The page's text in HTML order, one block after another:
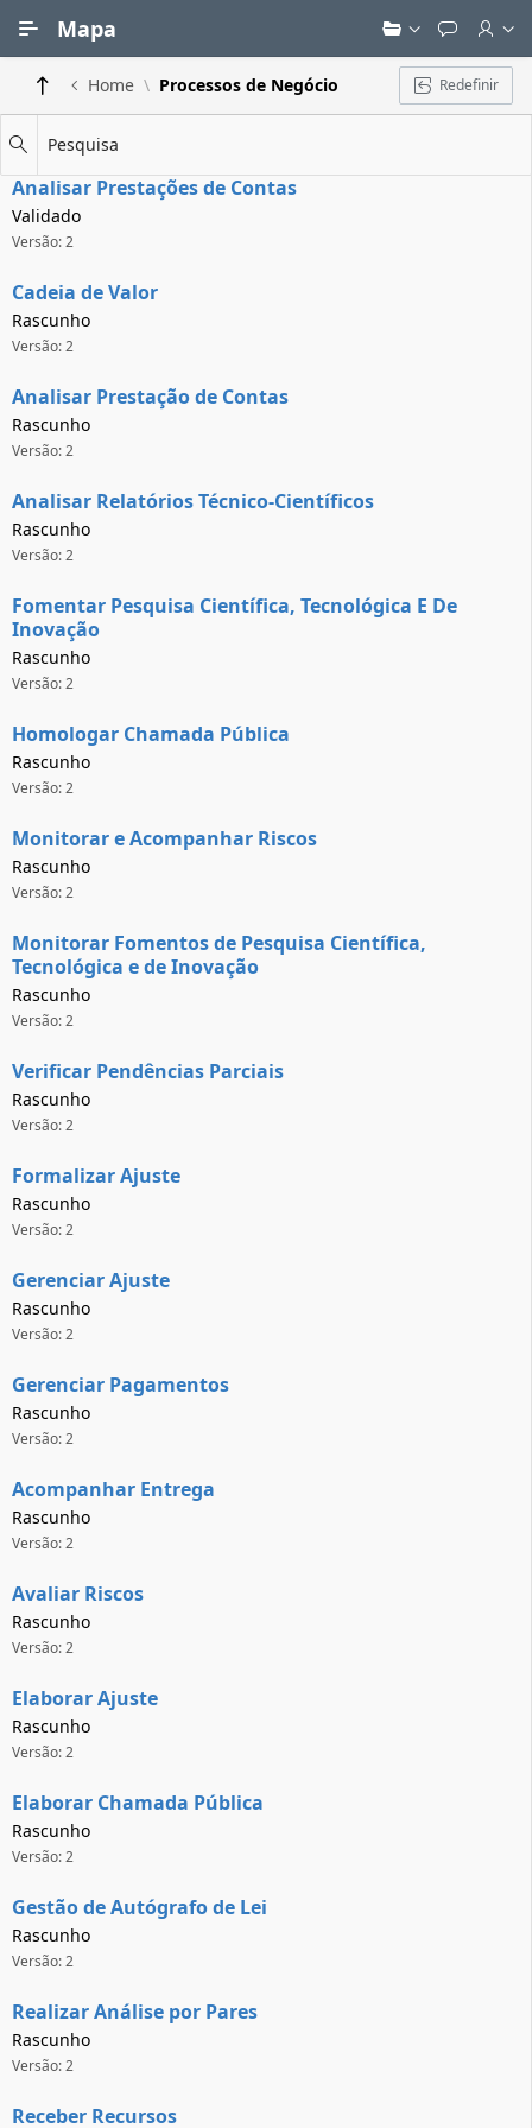
Mapa
Home Processos de Negócio Redefinir
Pesquisa
Analisar Prestações de Contas
Validado
Versão: 2
Cadeia de Valor
Rascunho
Versão: 2
Analisar Prestação de Contas
Rascunho
Versão: 2
Analisar Relatórios Técnico-Científicos
Rascunho
Versão: 2
Fomentar Pesquisa Científica, Tecnológica E De
Inovação
Rascunho
Versão: 2
Homologar Chamada Pública
Rascunho
Versão: 2
Monitorar e Acompanhar Riscos
Rascunho
Versão: 2
Monitorar Fomentos de Pesquisa Científica,
Tecnológica e de Inovação
Rascunho
Versão: 2
Verificar Pendências Parciais
Rascunho
Versão: 2
Formalizar Ajuste
Rascunho
Versão: 2
Gerenciar Ajuste
Rascunho
Versão: 2
Gerenciar Pagamentos
Rascunho
Versão: 2
Acompanhar Entrega
Rascunho
Versão: 2
Avaliar Riscos
Rascunho
Versão: 2
Elaborar Ajuste
Rascunho
Versão: 2
Elaborar Chamada Pública
Rascunho
Versão: 2
Gestão de Autógrafo de Lei
Rascunho
Versão: 2
Realizar Análise por Pares
Rascunho
Versão: 2
Receber Recursos